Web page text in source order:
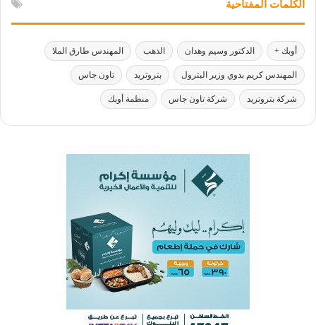
الكلمات المفتاحية
أوبك + الدكتور وسيم وهدان الذهب المهندس طارق الملا
المهندس كريم بدوي وزير البترول بتروتريد تاون جاس
شركة بتروتريد شركة تاون جاس منظمة أوبك